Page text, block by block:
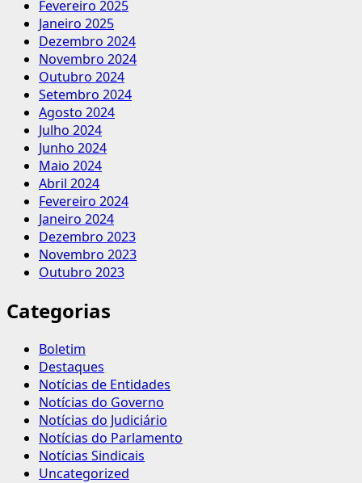
Fevereiro 2025
Janeiro 2025
Dezembro 2024
Novembro 2024
Outubro 2024
Setembro 2024
Agosto 2024
Julho 2024
Junho 2024
Maio 2024
Abril 2024
Fevereiro 2024
Janeiro 2024
Dezembro 2023
Novembro 2023
Outubro 2023
Categorias
Boletim
Destaques
Notícias de Entidades
Notícias do Governo
Notícias do Judiciário
Notícias do Parlamento
Notícias Sindicais
Uncategorized